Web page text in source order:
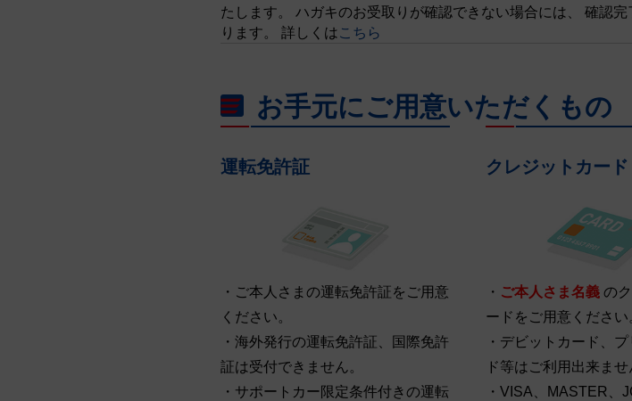
たします。 ハガキのお受取りが確認できない場合には、 確認
ります。 詳しくは こちら
お手元にご用意いただくもの
運転免許証
・ご本人さまの運転免許証をご用意
ください。
・海外発行の運転免許証、国際免許
証は受付できません。
・サポートカー限定条件付きの運転
クレジットカード
・ ご本人さま名義のク
ードをご用意ください
・デビットカード、
ド等はご利用出来ませ
・VISA、MASTER、